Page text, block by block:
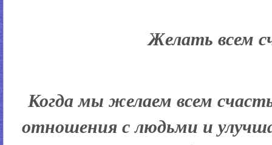
Желать всем
Когда мы желаем всем
отношения с людьми и